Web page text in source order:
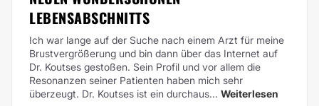
EBENSABSCHNITTS
Ich war lange auf der Suche nach einem Arzt für meine
Brustvergrößerung und bin dann über das Internet auf
Dr. Koutses gestoßen. Sein Profil und vor allem die
Resonanzen seiner Patienten haben mich sehr
überzeugt. Dr. Koutses ist ein durchaus... Weiterlesen